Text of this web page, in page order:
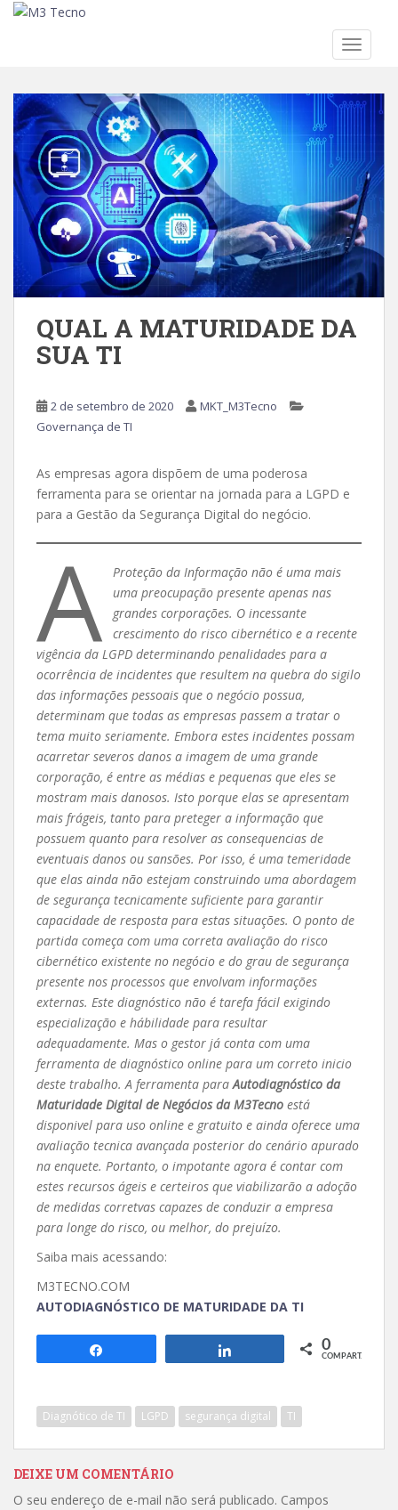
QUAL A MATURIDADE DA
SUA TI
2 de setembro de 2020
MKT_M3Tecno
Governança de TI
As empresas agora dispõem de uma poderosa
ferramenta para se orientar na jornada para a LGPD e
para a Gestão da Segurança Digital do negócio.
A
Proteção da Informação não é uma mais
uma preocupação presente apenas nas
grandes corporações. O incessante
crescimento do risco cibernético e a recente
vigência da LGPD determinando penalidades para a
ocorrência de incidentes que resultem na quebra do sigilo
das informações pessoais que o negócio possua,
determinam que todas as empresas passem a tratar o
tema muito seriamente. Embora estes incidentes possam
acarretar severos danos a imagem de uma grande
corporação, é entre as médias e pequenas que eles se
mostram mais danosos. Isto porque elas se apresentam
mais frágeis, tanto para preteger a informação que
possuem quanto para resolver as consequencias de
eventuais danos ou sansões. Por isso, é uma temeridade
que elas ainda não estejam construindo uma abordagem
de segurança tecnicamente suficiente para garantir
capacidade de resposta para estas situações. O ponto de
partida começa com uma correta avaliação do risco
cibernético existente no negócio e do grau de segurança
presente nos processos que envolvam informações
externas. Este diagnóstico não é tarefa fácil exigindo
especialização e hábilidade para resultar
adequadamente. Mas o gestor já conta com uma
ferramenta de diagnóstico online para um correto inicio
deste trabalho. A ferramenta paraAutodiagnóstico da
Maturidade Digital de Negócios da M3Tecno está
disponivel para uso online e gratuito e ainda oferece uma
avaliação tecnica avançada posterior do cenário apurado
na enquete. Portanto, o impotante agora é contar com
estes recursos ágeis e certeiros que viabilizarão a adoção
de medidas corretvas capazes de conduzir a empresa
para longe do risco, ou melhor, do prejuízo.
Saiba mais acessando:
M3TECNO.COM
AUTODIAGNÓSTICO DE MATURIDADE DA TI
Compartilhar 0
COMPART.
Diagnótico de TI LGPD segurança digital TI
DEIXE UM COMENTÁRIO
O seu endereço de e-mail não será publicado. Campos